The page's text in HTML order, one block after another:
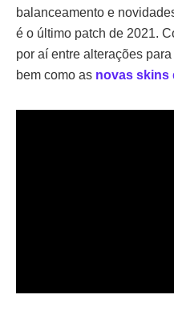
balanceamento e
é o último patch de 2021.
por aí entre alterações
bem como as novas skins